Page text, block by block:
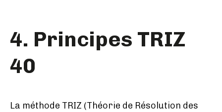
4. Principes TRIZ
40
La méthode TRIZ (Théorie de Résolution des